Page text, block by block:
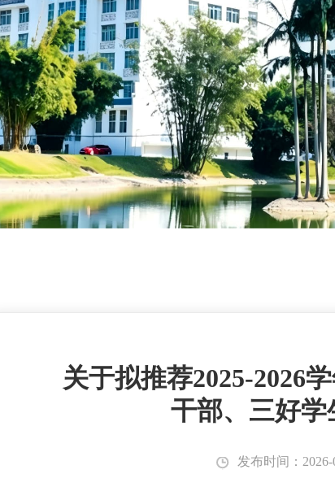
关于拟推荐2025-2026
干部、三好
发布时间：2026-